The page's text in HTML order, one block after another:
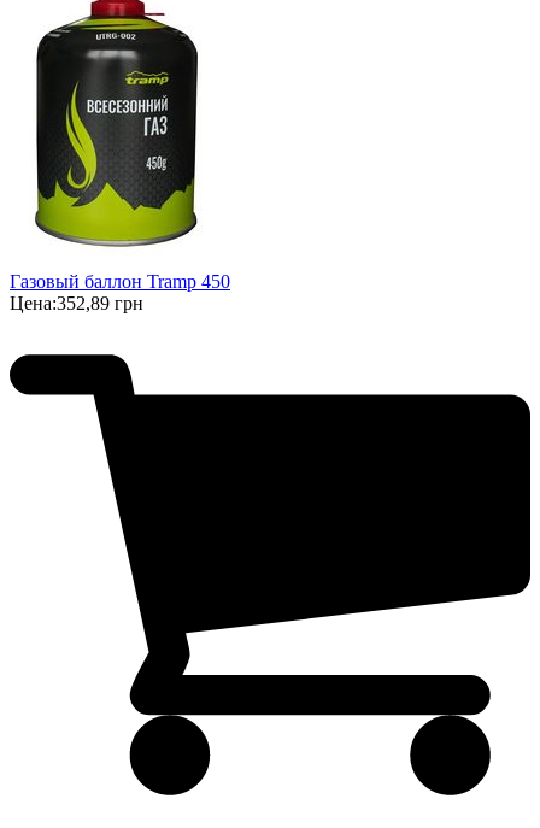
Газовый баллон Tramp 450
Цена:352,89 грн